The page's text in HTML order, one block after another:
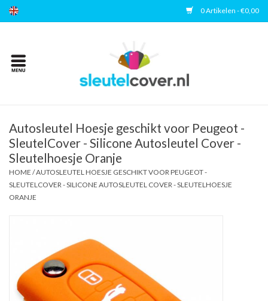
0 Artikelen - €0,00
Home
Accessoires
Veelgestelde vragen
Autosleutel Hoesje geschikt voor Peugeot -
SleutelCover - Silicone Autosleutel Cover -
Sleutelhoesje Oranje
HOME /AUTOSLEUTEL HOESJE GESCHIKT VOOR PEUGEOT -
SLEUTELCOVER - SILICONE AUTOSLEUTEL COVER - SLEUTELHOESJE
ORANJE